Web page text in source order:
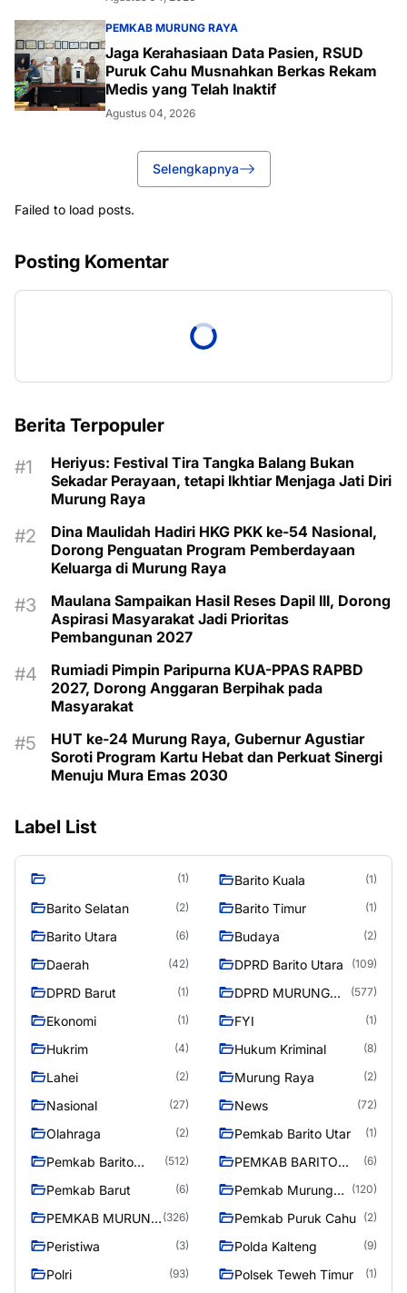
PEMKAB MURUNG RAYA
Jaga Kerahasiaan Data Pasien, RSUD
Puruk Cahu Musnahkan Berkas Rekam
Medis yang Telah Inaktif
Agustus 04, 2026
Selengkapnya
Failed to load posts.
Posting Komentar
Berita Terpopuler
Heriyus: Festival Tira Tangka Balang Bukan
Sekadar Perayaan, tetapi Ikhtiar Menjaga Jati Diri
Murung Raya
Dina Maulidah Hadiri HKG PKK ke-54 Nasional,
Dorong Penguatan Program Pemberdayaan
Keluarga di Murung Raya
Maulana Sampaikan Hasil Reses Dapil III, Dorong
Aspirasi Masyarakat Jadi Prioritas
Pembangunan 2027
Rumiadi Pimpin Paripurna KUA-PPAS RAPBD
2027, Dorong Anggaran Berpihak pada
Masyarakat
HUT ke-24 Murung Raya, Gubernur Agustiar
Soroti Program Kartu Hebat dan Perkuat Sinergi
Menuju Mura Emas 2030
Label List
(1) Barito Kuala (1)
Barito Selatan (2) Barito Timur (1)
Barito Utara (6) Budaya (2)
Daerah (42) DPRD Barito Utara (109)
DPRD Barut (1)
DPRD MURUNG
(577)
Ekonomi (1) FYI (1)
Hukrim (4) Hukum Kriminal (8)
Lahei (2) Murung Raya (2)
Nasional (27) News (72)
Olahraga (2) Pemkab Barito Utar (1)
Pemkab Barito
(512)
PEMKAB BARITO
(6)
Pemkab Barut (6)
Pemkab Murung
(120)
PEMKAB MURUNG (326) Pemkab Puruk Cahu (2)
Peristiwa (3) Polda Kalteng (9)
Polri (93) Polsek Teweh Timur (1)